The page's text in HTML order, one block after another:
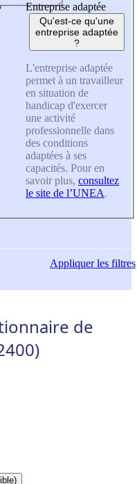
Entreprise adaptée
Qu'est-ce qu'une
entreprise adaptée
?
L'entreprise adaptée
permet à un travailleur
en situation de
handicap d'exercer
une activité
professionnelle dans
des conditions
adaptées à ses
capacités. Pour en
savoir plus, consultez
le site de l’UNEA.
Appliquerles filtres
de